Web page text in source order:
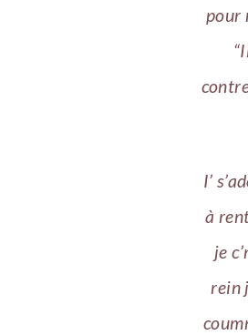
pour
I’
à
je
rein